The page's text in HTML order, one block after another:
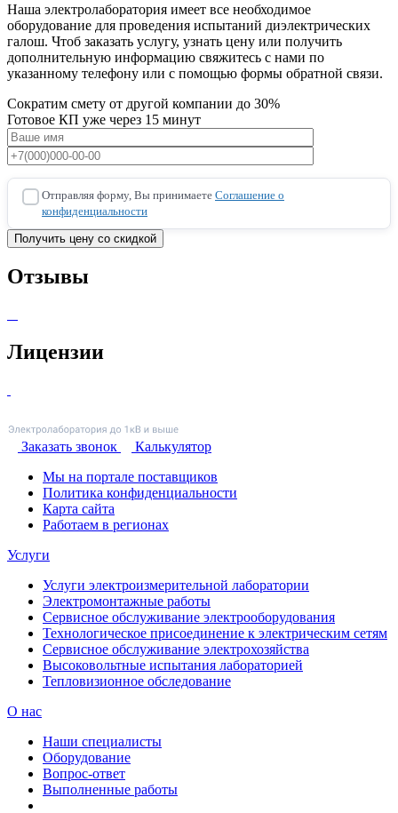
Наша электролаборатория имеет все необходимое
оборудование для проведения испытаний диэлектрических
галош. Чтоб заказать услугу, узнать цену или получить
дополнительную информацию свяжитесь с нами по
указанному телефону или с помощью формы обратной связи.
Сократим смету от другой компании до 30%
Готовое КП уже через 15 минут
Отправляя форму, Вы принимаете Соглашение о
конфиденциальности
Отзывы
Лицензии
Заказать звонок
Калькулятор
Мы на портале поставщиков
Политика конфиденциальности
Карта сайта
Работаем в регионах
Услуги
Услуги электроизмерительной лаборатории
Электромонтажные работы
Сервисное обслуживание электрооборудования
Технологическое присоединение к электрическим сетям
Сервисное обслуживание электрохозяйства
Высоковольтные испытания лабораторией
Тепловизионное обследование
О нас
Наши специалисты
Оборудование
Вопрос-ответ
Выполненные работы